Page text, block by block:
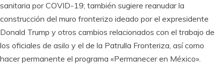
sanitaria por COVID-19; también sugiere reanudar la
construcción del muro fronterizo ideado por el expresidente
Donald Trump y otros cambios relacionados con el trabajo de
los oficiales de asilo y el de la Patrulla Fronteriza, así como
hacer permanente el programa «Permanecer en México».